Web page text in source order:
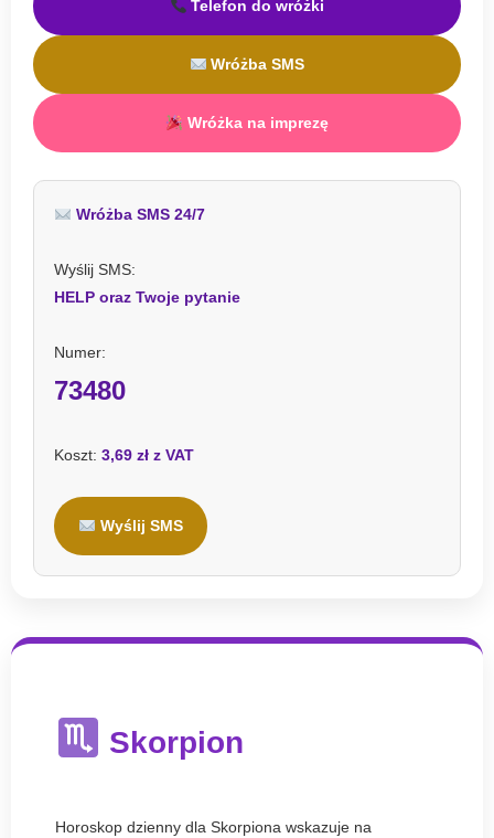
Telefon do wróżki
Wróżba SMS
Wróżka na imprezę
Wróżba SMS 24/7
Wyślij SMS:
HELP oraz Twoje pytanie
Numer:
73480
Koszt: 3,69 zł z VAT
Wyślij SMS
Skorpion
Horoskop dzienny dla Skorpiona wskazuje na